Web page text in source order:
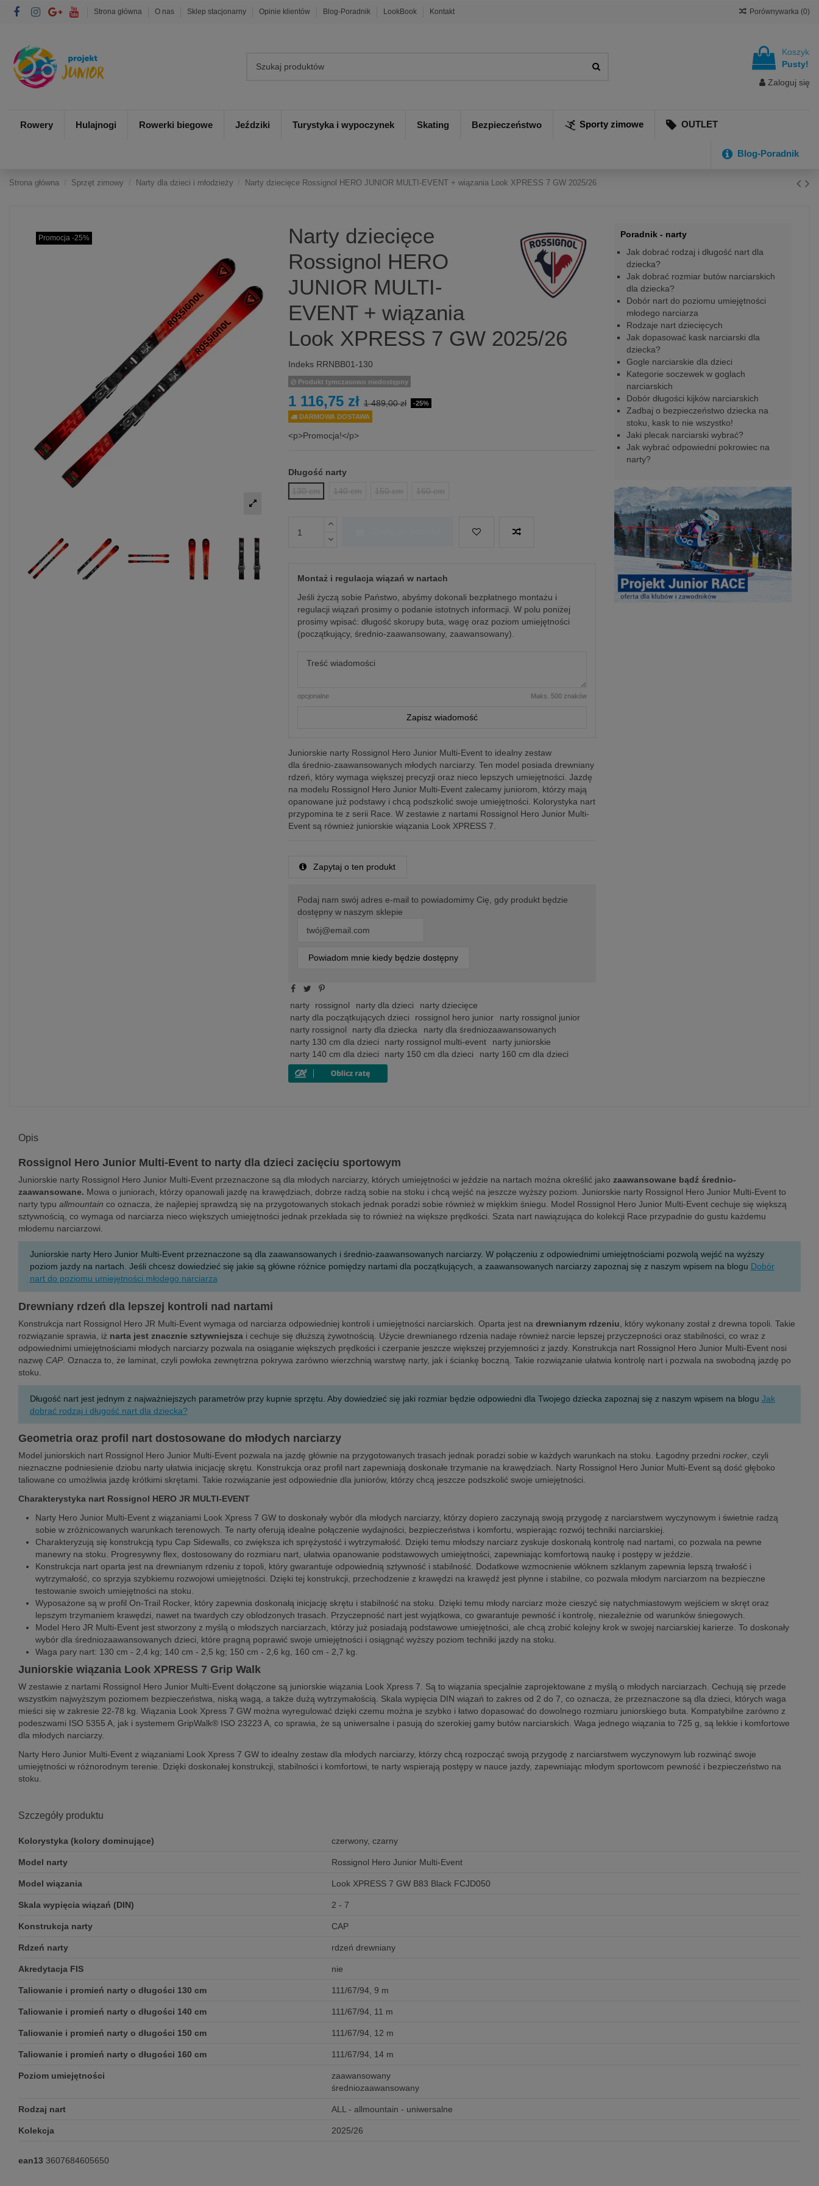
Strona główna O nas Sklep stacjonarny Opinie klientów Blog-Poradnik LookBook Kontakt Porównywarka (0)
Koszyk
Pusty!
Zaloguj się
Rowery Hulajnogi Rowerki biegowe Jeździki Turystyka i wypoczynek Skating Bezpieczeństwo Sporty zimowe OUTLET
Blog-Poradnik
Strona główna Sprzęt zimowy Narty dla dzieci i młodzieży Narty dziecięce Rossignol HERO JUNIOR MULTI-EVENT + wiązania Look XPRESS 7 GW 2025/26
Promocja -25%
Narty dziecięce
Rossignol HERO
JUNIOR MULTI-
EVENT + wiązania
Look XPRESS 7 GW 2025/26
Indeks RRNBB01-130
Produkt tymczasowo niedostępny
1 116,75 zł 1 489,00 zł
-25%
DARMOWA DOSTAWA
<p>Promocja!</p>
Długość narty
130 cm
140 cm 150 cm 160 cm
Montaż i regulacja wiązań w nartach
Jeśli życzą sobie Państwo, abyśmy dokonali bezpłatnego montażu i
regulacji wiązań prosimy o podanie istotnych informacji. W polu poniżej
prosimy wpisać: długość skorupy buta, wagę oraz poziom umiejętności
(początkujący, średnio-zaawansowany, zaawansowany).
opcjonalne Maks. 500 znaków
Zapisz wiadomość
Juniorskie narty Rossignol Hero Junior Multi-Event to idealny zestaw
dla średnio-zaawansowanych młodych narciarzy. Ten model posiada drewniany
rdzeń, który wymaga większej precyzji oraz nieco lepszych umiejętności. Jazdę
na modelu Rossignol Hero Junior Multi-Event zalecamy juniorom, którzy mają
opanowane już podstawy i chcą podszkolić swoje umiejętności. Kolorystyka nart
przypomina te z serii Race. W zestawie z nartami Rossignol Hero Junior Multi-
Event są również juniorskie wiązania Look XPRESS 7.
Zapytaj o ten produkt
Podaj nam swój adres e-mail to powiadomimy Cię, gdy produkt będzie
dostępny w naszym sklepie
Powiadom mnie kiedy będzie dostępny
narty rossignol narty dla dzieci
narty dziecięce
narty dla początkujących dzieci
rossignol hero junior
narty rossignol junior
narty rossignol
narty dla dziecka
narty dla średniozaawansowanych
narty 130 cm dla dzieci
narty rossignol multi-event
narty juniorskie
narty 140 cm dla dzieci
narty 150 cm dla dzieci narty 160 cm dla dzieci
Poradnik - narty
Jak dobrać rodzaj i długość nart dla
dziecka?
Jak dobrać rozmiar butów narciarskich
dla dziecka?
Dobór nart do poziomu umiejętności
młodego narciarza
Rodzaje nart dziecięcych
Jak dopasować kask narciarski dla
dziecka?
Gogle narciarskie dla dzieci
Kategorie soczewek w goglach
narciarskich
Dobór długości kijków narciarskich
Zadbaj o bezpieczeństwo dziecka na
stoku, kask to nie wszystko!
Jaki plecak narciarski wybrać?
Jak wybrać odpowiedni pokrowiec na
narty?
Opis
Rossignol Hero Junior Multi-Event to narty dla dzieci zacięciu sportowym
Juniorskie narty Rossignol Hero Junior Multi-Event przeznaczone są dla młodych narciarzy, których umiejętności w jeździe na nartach można określić jako zaawansowane bądź średnio-
zaawansowane. Mowa o juniorach, którzy opanowali jazdę na krawędziach, dobrze radzą sobie na stoku i chcą wejść na jeszcze wyższy poziom. Juniorskie narty Rossignol Hero Junior Multi-Event to
narty typu allmountain co oznacza, że najlepiej sprawdzą się na przygotowanych stokach jednak poradzi sobie również w miękkim śniegu. Model Rossignol Hero Junior Multi-Event cechuje się większą
sztywnością, co wymaga od narciarza nieco większych umiejętności jednak przekłada się to również na większe prędkości. Szata nart nawiązująca do kolekcji Race przypadnie do gustu każdemu
młodemu narciarzowi.
Juniorskie narty Hero Junior Multi-Event przeznaczone są dla zaawansowanych i średnio-zaawansowanych narciarzy. W połączeniu z odpowiednimi umiejętnościami pozwolą wejść na wyższy
poziom jazdy na nartach. Jeśli chcesz dowiedzieć się jakie są główne różnice pomiędzy nartami dla początkujących, a zaawansowanych narciarzy zapoznaj się z naszym wpisem na blogu Dobór
nart do poziomu umiejętności młodego narciarza
Drewniany rdzeń dla lepszej kontroli nad nartami
Konstrukcja nart Rossignol Hero JR Multi-Event wymaga od narciarza odpowiedniej kontroli i umiejętności narciarskich. Oparta jest na drewnianym rdzeniu , który wykonany został z drewna topoli. Takie
rozwiązanie sprawia, iż narta jest znacznie sztywniejsza i cechuje się dłuższą żywotnością. Użycie drewnianego rdzenia nadaje również narcie lepszej przyczepności oraz stabilności, co wraz z
odpowiednimi umiejętnościami młodych narciarzy pozwala na osiąganie większych prędkości i czerpanie jeszcze większej przyjemności z jazdy. Konstrukcja nart Rossignol Hero Junior Multi-Event nosi
nazwę CAP . Oznacza to, że laminat, czyli powłoka zewnętrzna pokrywa zarówno wierzchnią warstwę narty, jak i ściankę boczną. Takie rozwiązanie ułatwia kontrolę nart i pozwala na swobodną jazdę po
stoku.
Długość nart jest jednym z najważniejszych parametrów przy kupnie sprzętu. Aby dowiedzieć się jaki rozmiar będzie odpowiedni dla Twojego dziecka zapoznaj się z naszym wpisem na blogu Jak
dobrać rodzaj i długość nart dla dziecka?
Geometria oraz profil nart dostosowane do młodych narciarzy
Model juniorskich nart Rossignol Hero Junior Multi-Event pozwala na jazdę głównie na przygotowanych trasach jednak poradzi sobie w każdych warunkach na stoku. Łagodny przedni rocker , czyli
nieznaczne podniesienie dziobu narty ułatwia inicjację skrętu. Konstrukcja oraz profil nart zapewniają doskonałe trzymanie na krawędziach. Narty Rossignol Hero Junior Multi-Event są dość głęboko
taliowane co umożliwia jazdę krótkimi skrętami. Takie rozwiązanie jest odpowiednie dla juniorów, którzy chcą jeszcze podszkolić swoje umiejętności.
Charakterystyka nart Rossignol HERO JR MULTI-EVENT
Narty Hero Junior Multi-Event z wiązaniami Look Xpress 7 GW to doskonały wybór dla młodych narciarzy, którzy dopiero zaczynają swoją przygodę z narciarstwem wyczynowym i świetnie radzą
sobie w zróżnicowanych warunkach terenowych. Te narty oferują idealne połączenie wydajności, bezpieczeństwa i komfortu, wspierając rozwój techniki narciarskiej.
Charakteryzują się konstrukcją typu Cap Sidewalls, co zwiększa ich sprężystość i wytrzymałość. Dzięki temu młodszy narciarz zyskuje doskonałą kontrolę nad nartami, co pozwala na pewne
manewry na stoku. Progresywny flex, dostosowany do rozmiaru nart, ułatwia opanowanie podstawowych umiejętności, zapewniając komfortową naukę i postępy w jeździe.
Konstrukcja nart oparta jest na drewnianym rdzeniu z topoli, który gwarantuje odpowiednią sztywność i stabilność. Dodatkowe wzmocnienie włóknem szklanym zapewnia lepszą trwałość i
wytrzymałość, co sprzyja szybkiemu rozwojowi umiejętności. Dzięki tej konstrukcji, przechodzenie z krawędzi na krawędź jest płynne i stabilne, co pozwala młodym narciarzom na bezpieczne
testowanie swoich umiejętności na stoku.
Wyposażone są w profil On-Trail Rocker, który zapewnia doskonałą inicjację skrętu i stabilność na stoku. Dzięki temu młody narciarz może cieszyć się natychmiastowym wejściem w skręt oraz
lepszym trzymaniem krawędzi, nawet na twardych czy oblodzonych trasach. Przyczepność nart jest wyjątkowa, co gwarantuje pewność i kontrolę, niezależnie od warunków śniegowych.
Model Hero JR Multi-Event jest stworzony z myślą o młodszych narciarzach, którzy już posiadają podstawowe umiejętności, ale chcą zrobić kolejny krok w swojej narciarskiej karierze. To doskonały
wybór dla średniozaawansowanych dzieci, które pragną poprawić swoje umiejętności i osiągnąć wyższy poziom techniki jazdy na stoku.
Waga pary nart: 130 cm - 2,4 kg; 140 cm - 2,5 kg; 150 cm - 2,6 kg, 160 cm - 2,7 kg.
Juniorskie wiązania Look XPRESS 7 Grip Walk
W zestawie z nartami Rossignol Hero Junior Multi-Event dołączone są juniorskie wiązania Look Xpress 7. Są to wiązania specjalnie zaprojektowane z myślą o młodych narciarzach. Cechują się przede
wszystkim najwyższym poziomem bezpieczeństwa, niską wagą, a także dużą wytrzymałością. Skala wypięcia DIN wiązań to zakres od 2 do 7, co oznacza, że przeznaczone są dla dzieci, których waga
mieści się w zakresie 22-78 kg. Wiązania Look Xpress 7 GW można wyregulować dzięki czemu można je szybko i łatwo dopasować do dowolnego rozmiaru juniorskiego buta. Kompatybilne zarówno z
podeszwami ISO 5355 A, jak i systemem GripWalk® ISO 23223 A, co sprawia, że są uniwersalne i pasują do szerokiej gamy butów narciarskich. Waga jednego wiązania to 725 g, są lekkie i komfortowe
dla młodych narciarzy.
Narty Hero Junior Multi-Event z wiązaniami Look Xpress 7 GW to idealny zestaw dla młodych narciarzy, którzy chcą rozpocząć swoją przygodę z narciarstwem wyczynowym lub rozwinąć swoje
umiejętności w różnorodnym terenie. Dzięki doskonałej konstrukcji, stabilności i komfortowi, te narty wspierają postępy w nauce jazdy, zapewniając młodym sportowcom pewność i bezpieczeństwo na
stoku.
Szczegóły produktu
Kolorystyka (kolory dominujące) czerwony, czarny
Model narty Rossignol Hero Junior Multi-Event
Model wiązania Look XPRESS 7 GW B83 Black FCJD050
Skala wypięcia wiązań (DIN) 2 - 7
Konstrukcja narty CAP
Rdzeń narty rdzeń drewniany
Akredytacja FIS nie
Taliowanie i promień narty o długości 130 cm 111/67/94, 9 m
Taliowanie i promień narty o długości 140 cm 111/67/94, 11 m
Taliowanie i promień narty o długości 150 cm 111/67/94, 12 m
Taliowanie i promień narty o długości 160 cm 111/67/94, 14 m
Poziom umiejętności
zaawansowany
średniozaawansowany
Rodzaj nart ALL - allmountain - uniwersalne
Kolekcja 2025/26
ean13 3607684605650